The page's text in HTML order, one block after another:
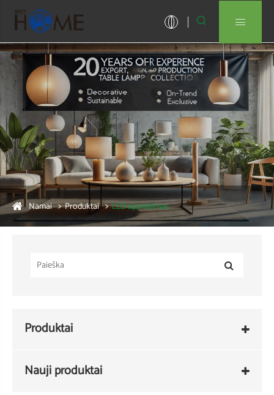
 
Namai Produktai LED apšvietimas
Produktai
Nauji produktai